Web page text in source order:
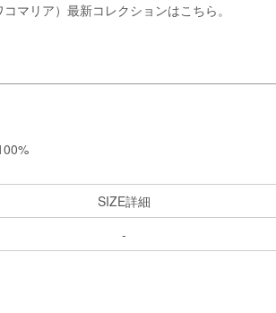
マリア）最新コレクションはこちら。
SIZE詳細
-